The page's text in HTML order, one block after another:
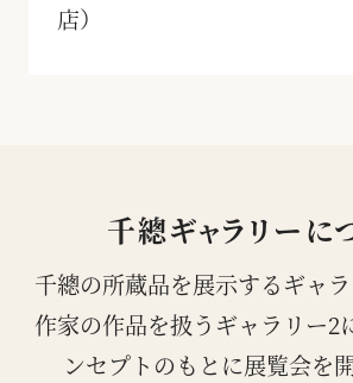
店）
千總ギャラリーに
千總の所蔵品を展示するギャ
作家の作品を扱うギャラリー2
ンセプトのもとに展覧会を